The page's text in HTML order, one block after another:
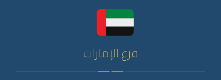
فرع الإمارات